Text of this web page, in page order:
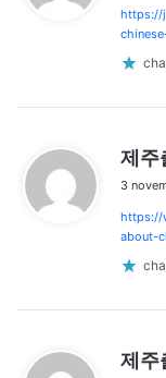
https://
제주
3
https://
about-
제주